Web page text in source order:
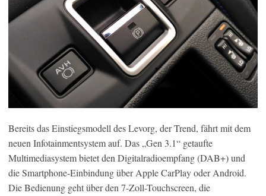
Bereits das Einstiegsmodell des Levorg, der Trend, fährt mit dem
neuen Infotainmentsystem auf. Das „Gen 3.1“ getaufte
Multimediasystem bietet den Digitalradioempfang (DAB+) und
die Smartphone-Einbindung über Apple CarPlay oder Android.
Die Bedienung geht über den 7-Zoll-Touchscreen, die